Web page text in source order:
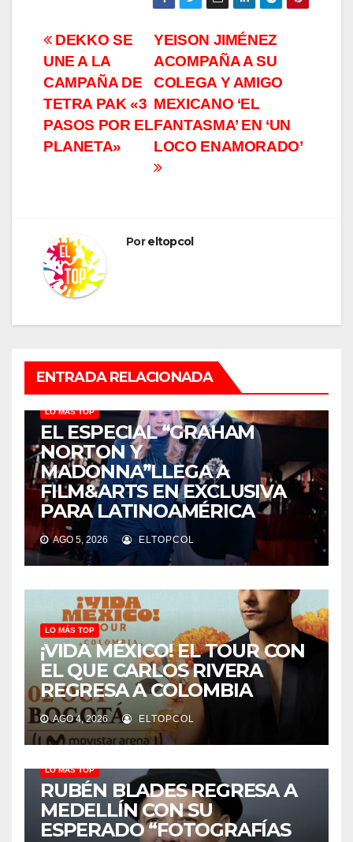
Navegación
de
entradas
YEISON JIMÉNEZ
ACOMPAÑA A SU
COLEGA Y AMIGO
MEXICANO ‘EL
FANTASMA’ EN ‘UN
LOCO ENAMORADO’
DEKKO SE
UNE A LA
CAMPAÑA DE
TETRA PAK «3
PASOS POR EL
PLANETA»
Poreltopcol
ENTRADA RELACIONADA
LO MÁS TOP
EL ESPECIAL “GRAHAM
NORTON Y
MADONNA”LLEGA A
FILM&ARTS EN EXCLUSIVA
PARA LATINOAMÉRICA
AGO 5, 2026 ELTOPCOL
LO MÁS TOP
¡VIDA MÉXICO! EL TOUR CON
EL QUE CARLOS RIVERA
REGRESA A COLOMBIA
AGO 4, 2026 ELTOPCOL
LO MÁS TOP
RUBÉN BLADES REGRESA A
MEDELLÍN CON SU
ESPERADO “FOTOGRAFÍAS